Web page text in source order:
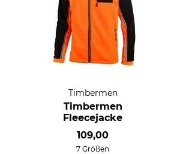
Timbermen
Timbermen
Fleecejacke
109,00
7 Größen